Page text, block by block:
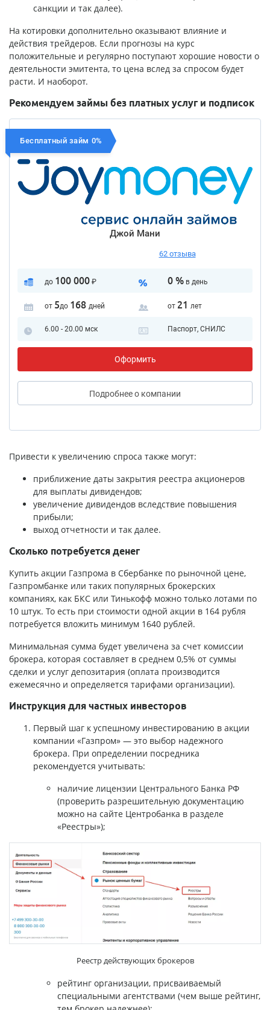
санкции и так далее).
На котировки дополнительно оказывают влияние и
действия трейдеров. Если прогнозы на курс
положительные и регулярно поступают хорошие новости о
деятельности эмитента, то цена вслед за спросом будет
расти. И наоборот.
Рекомендуем займы без платных услуг и подписок
Бесплатный займ 0%
Джой Мани
62 отзыва
до 100 000₽ 0 %в день
от 5до 168 дней от 21 лет
6.00 - 20.00 мск Паспорт, СНИЛС
Оформить
Подробнеео компании
Привести к увеличению спроса также могут:
приближение даты закрытия реестра акционеров
для выплаты дивидендов;
увеличение дивидендов вследствие повышения
прибыли;
выход отчетности и так далее.
Сколько потребуется денег
Купить акции Газпрома в Сбербанке по рыночной цене,
Газпромбанке или таких популярных брокерских
компаниях, как БКС или Тинькофф можно только лотами по
10 штук. То есть при стоимости одной акции в 164 рубля
потребуется вложить минимум 1640 рублей.
Минимальная сумма будет увеличена за счет комиссии
брокера, которая составляет в среднем 0,5% от суммы
сделки и услуг депозитария (оплата производится
ежемесячно и определяется тарифами организации).
Инструкция для частных инвесторов
Первый шаг к успешному инвестированию в акции
компании «Газпром» — это выбор надежного
брокера. При определении посредника
рекомендуется учитывать:
наличие лицензии Центрального Банка РФ
(проверить разрешительную документацию
можно на сайте Центробанка в разделе
«Реестры»);
Реестр действующих брокеров
рейтинг организации, присваиваемый
специальными агентствами (чем выше рейтинг,